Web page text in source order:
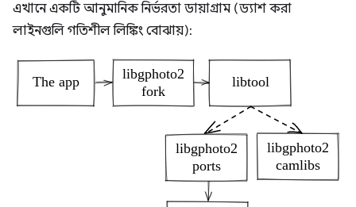
এখানে একটি আনুমানিক নির্ভরতা ডায়াগ্রাম (ড্যাশ করা
লাইনগুলি গতিশীল লিঙ্কিং বোঝায়):